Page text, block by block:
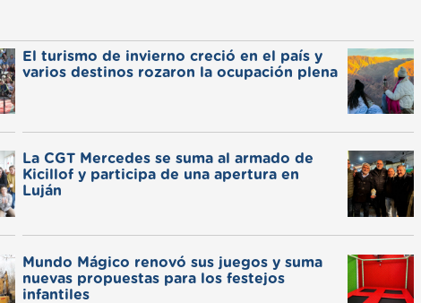
El turismo de invierno creció en el país y
varios destinos rozaron la ocupación plena
La CGT Mercedes se suma al armado de
Kicillof y participa de una apertura en
Luján
Mundo Mágico renovó sus juegos y suma
nuevas propuestas para los festejos
infantiles